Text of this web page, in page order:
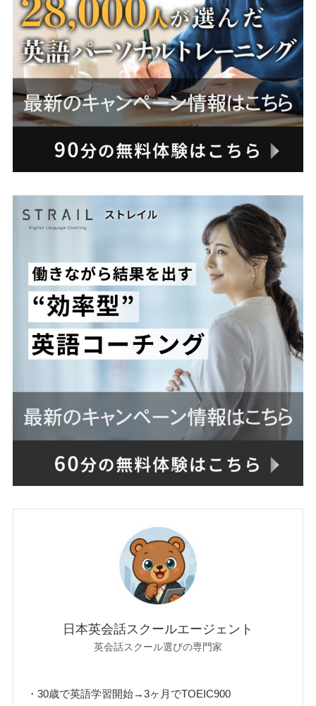
日本英会話スクールエージェント
英会話スクール選びの専門家
・30歳で英語学習開始→3ヶ月でTOEIC900